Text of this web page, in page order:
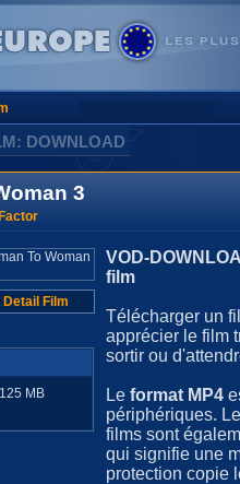
DOWNLOAD
3
Film
MB
VOD-
film
Télécharger un
apprécier le film
sortir ou
Le format MP4
périphériques.
films sont
qui signifie une
protection copie